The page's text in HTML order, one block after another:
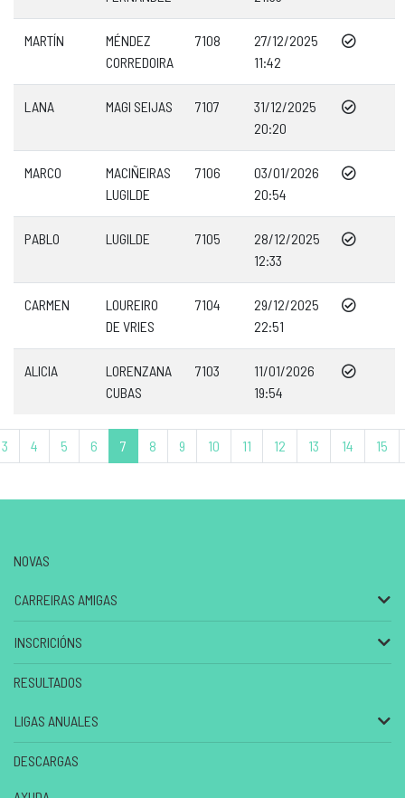
MARTÍN
MÉNDEZ
CORREDOIRA
7108
27/12/2025
11:42
LANA MAGI SEIJAS 7107
31/12/2025
20:20
MARCO
MACIÑEIRAS
LUGILDE
7106
03/01/2026
20:54
PABLO LUGILDE 7105
28/12/2025
12:33
CARMEN
LOUREIRO
DE VRIES
7104
29/12/2025
22:51
ALICIA
LORENZANA
CUBAS
7103
11/01/2026
19:54
3 4 5 6 7 8 9 10 11 12 13 14 15
NOVAS
CARREIRAS AMIGAS
INSCRICIÓNS
RESULTADOS
LIGAS ANUALES
DESCARGAS